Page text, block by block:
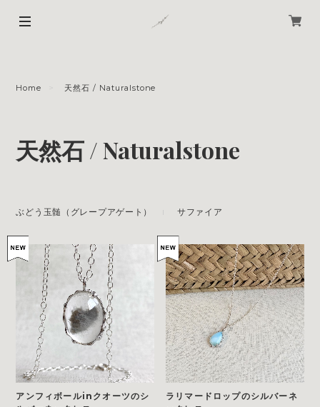
Home 天然石 / Naturalstone
天然石 / Naturalstone
ぶどう玉髄（グレープアゲート） サファイア
アンフィボールinクオーツのシ
ラリマードロップのシルバーネ